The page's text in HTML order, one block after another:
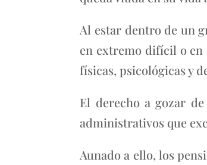
Al estar dentro de un
en extremo difícil o en
físicas, psicológicas y
El derecho a gozar
administrativos que
Aunado a ello, los